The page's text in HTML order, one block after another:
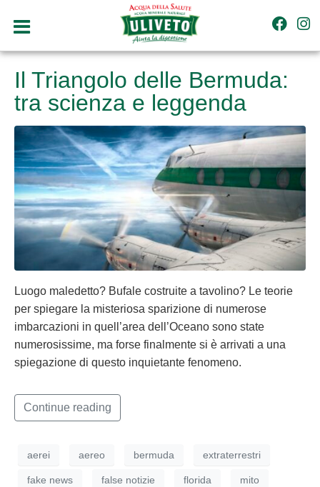
Il Triangolo delle Bermuda:
tra scienza e leggenda
Luogo maledetto? Bufale costruite a tavolino? Le teorie
per spiegare la misteriosa sparizione di numerose
imbarcazioni in quell’area dell’Oceano sono state
numerosissime, ma forse finalmente si è arrivati a una
spiegazione di questo inquietante fenomeno.
Continue reading
aerei aereo bermuda extraterrestri
fake news false notizie florida mito